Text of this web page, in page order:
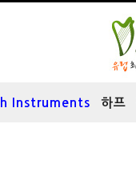
Instruments 하프